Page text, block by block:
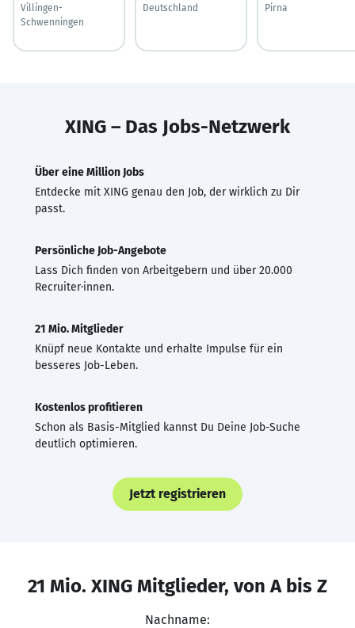
Villingen-
Schwenningen
Deutschland
Pirna
XING – Das Jobs-Netzwerk
Über eine Million Jobs
Entdecke mit XING genau den Job, der wirklich zu Dir
passt.
Persönliche Job-Angebote
Lass Dich finden von Arbeitgebern und über 20.000
Recruiter·innen.
21 Mio. Mitglieder
Knüpf neue Kontakte und erhalte Impulse für ein
besseres Job-Leben.
Kostenlos profitieren
Schon als Basis-Mitglied kannst Du Deine Job-Suche
deutlich optimieren.
Jetzt registrieren
21 Mio. XING Mitglieder, von A bis Z
Nachname: